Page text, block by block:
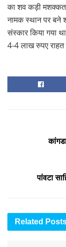
का शव कड़ी मशक्कत
नामक स्थान पर बने
संस्कार किया गया
4-4 लाख रुपए राहत
पांवटा
Related